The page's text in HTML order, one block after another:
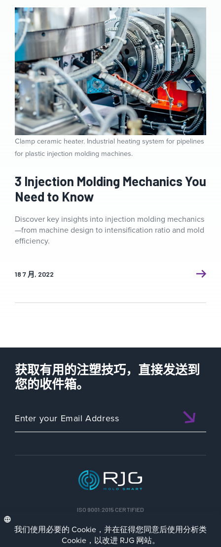
Clamp ceramic heater. Industrial heating system for pipelines
for plastic injection molding machines.
3 Injection Molding Mechanics You
Need to Know
Discover key insights into injection molding mechanics
—from machine design to intensification ratio and mold
efficiency.
18 7 月, 2022
获取有用的注塑技巧，直接发送到
您的收件箱。
ISO 9001:2015 CERTIFIED